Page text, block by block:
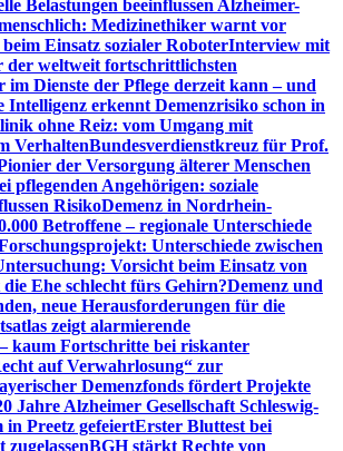
Belastungen beeinflussen Alzheimer-
Medizinethiker warnt vor
Einsatz sozialer RoboterInterview mit
der weltweit fortschrittlichsten
im Dienste der Pflege derzeit kann – und
Intelligenz erkennt Demenzrisiko schon in
ohne Reiz: vom Umgang mit
VerhaltenBundesverdienstkreuz für Prof.
der Versorgung älterer Menschen
pflegenden Angehörigen: soziale
RisikoDemenz in Nordrhein-
Betroffene – regionale Unterschiede
Unterschiede zwischen
Vorsicht beim Einsatz von
die Ehe schlecht fürs Gehirn?Demenz und
neue Herausforderungen für die
zeigt alarmierende
kaum Fortschritte bei riskanter
auf Verwahrlosung“ zur
Demenzfonds fördert Projekte
Jahre Alzheimer Gesellschaft Schleswig-
in Preetz gefeiertErster Bluttest bei
BGH stärkt Rechte von